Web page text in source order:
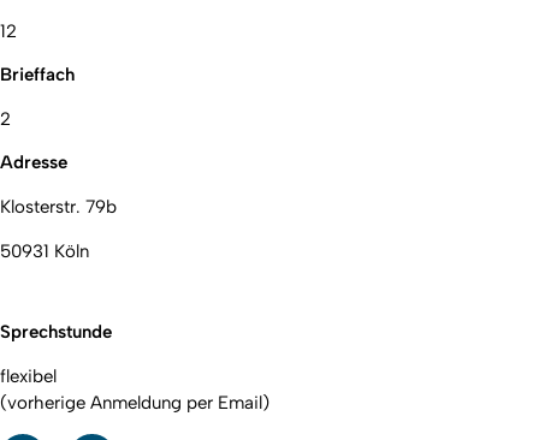
12
Brieffach
2
Adresse
Klosterstr. 79b
50931 Köln
Sprechstunde
flexibel
(vorherige Anmeldung per Email)